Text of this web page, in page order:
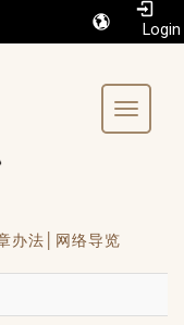
Toggle
办法│ 网络导览